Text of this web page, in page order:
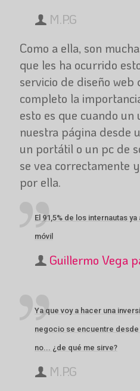
M.P.G
Como a ella, son
que les ha ocurrido
servicio de diseño web
completo la
esto es que cuando un
nuestra página desde
un portátil o un pc de
se vea correctamente
por ella.
El 91,5% de los internautas
móvil
Guillermo Vega
Ya que voy a hacer una
negocio se encuentre desde
no... ¿de qué me sirve?
M.P.G